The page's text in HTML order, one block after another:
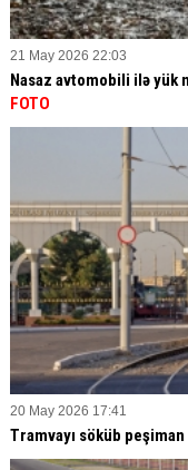
21 May 2026 22:03
Nasaz avtomobili ilə yük
FOTO
20 May 2026 17:41
Tramvayı söküb